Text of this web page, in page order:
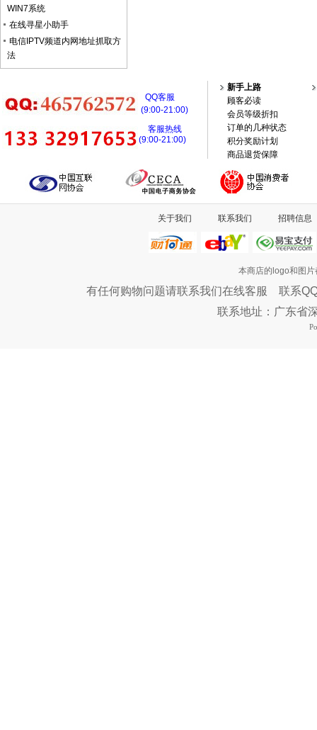
WIN7系统
在线寻星小助手
电信IPTV频道内网地址抓取方
法
QQ客服
(9:00-21:00)
客服热线
(9:00-21:00)
新手上路
顾客必读
会员等级折扣
订单的几种状态
积分奖励计划
商品退货保障
关于我们 联系我们 招聘信息
本商店的logo和图
有任何购物问题请联系我们在线客服 联系
联系地址：广东省